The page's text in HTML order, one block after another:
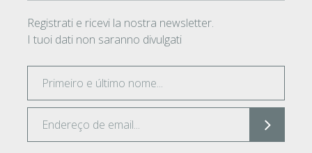
Registrati e ricevi la nostra newsletter.
I tuoi dati non saranno divulgati